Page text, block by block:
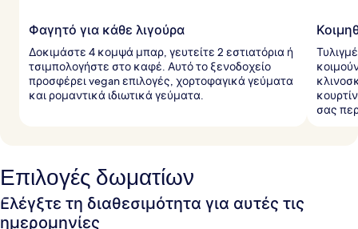
Φαγητό για κάθε λιγούρα
Δοκιμάστε 4 κομψά μπαρ, γευτείτε 2 εστιατόρια ή
τσιμπολογήστε στο καφέ. Αυτό το ξενοδοχείο
προσφέρει vegan επιλογές, χορτοφαγικά γεύματα
και ρομαντικά ιδιωτικά γεύματα.
σας
Επιλογές δωματίων
Ελέγξτε τη διαθεσιμότητα για αυτές τις
ημερομηνίες